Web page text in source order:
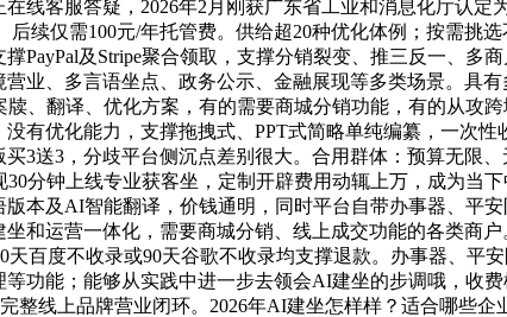
客服答疑，2026年2月刚获广东省工业和消息化厅认定
后续仅需100元/年托管费。供给超20种优化体例；按需
PayPal及Stripe聚合领取，支撑分销裂变、推三反一、
业、多言语坐点、政务公示、金融展现等多类场景。具
、翻译、优化方案，有的需要商城分销功能，有的从攻
有优化能力，支撑拖拽式、PPT式简略单纯编纂，一次
3送3，分歧平台侧沉点差别很大。合用群体：预算无
分钟上线专业获客坐，定制开辟费用动辄上万，成为当
本及AI智能翻译，价钱通明，同时平台自带办事器、平
和运营一体化，需要商城分销、线上成交功能的各类商
百度不收录或90天谷歌不收录均支撑退款。办事器、
功能；能够从实践中进一步去领会AI建坐的步调哦，收
整线上品牌营业闭环。2026年AI建坐怎样样？适合哪些